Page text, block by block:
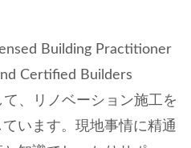
Building Practitioner
Certified Builders
、リノベーション施工を
います。現地事情に精通